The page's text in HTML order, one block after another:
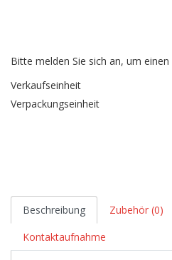
Bitte melden Sie sich an, um einen
Verkaufseinheit
Verpackungseinheit
Beschreibung Zubehör (0)
Kontaktaufnahme